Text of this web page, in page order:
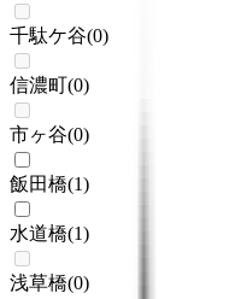
千駄ケ谷(0)
信濃町(0)
市ヶ谷(0)
飯田橋(1)
水道橋(1)
浅草橋(0)